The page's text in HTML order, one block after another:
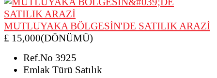
MUTLUYAKA BÖLGESİN'DE SATILIK ARAZİ
£ 15,000(DÖNÜMÜ)
Ref.No 3925
Emlak Türü Satılık